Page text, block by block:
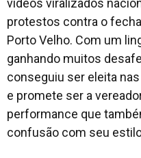
protestos contra o
Porto Velho. Com um
ganhando muitos
conseguiu ser eleita
e promete ser a
performance que
confusão com seu